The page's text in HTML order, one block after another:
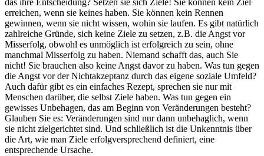
das ihre Entscheidung? Setzen sie sich Ziele! Sie können kein Ziel
erreichen, wenn sie keines haben. Sie können kein Rennen
gewinnen, wenn sie nicht wissen, wohin sie laufen. Es gibt natürlich
zahlreiche Gründe, sich keine Ziele zu setzen, z.B. die Angst vor
Misserfolg, obwohl es unmöglich ist erfolgreich zu sein, ohne
manchmal Misserfolg zu haben. Niemand schafft das, auch Sie
nicht! Sie brauchen also keine Angst davor zu haben. Was tun gegen
die Angst vor der Nichtakzeptanz durch das eigene soziale Umfeld?
Auch dafür gibt es ein einfaches Rezept, sprechen sie nur mit
Menschen darüber, die selbst Ziele haben. Was tun gegen ein
gewisses Unbehagen, das am Beginn von Veränderungen besteht?
Glauben Sie es: Veränderungen sind nur dann unbehaglich, wenn
sie nicht zielgerichtet sind. Und schließlich ist die Unkenntnis über
die Art, wie man Ziele erfolgversprechend definiert, eine
entsprechende Ursache.